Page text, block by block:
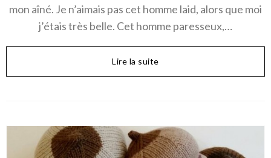
mon aîné. Je n’aimais pas cet homme laid, alors que moi
j’étais très belle. Cet homme paresseux,…
Lire la suite